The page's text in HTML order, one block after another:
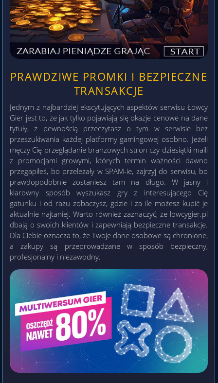
PRAWDZIWE PROMKI I BEZPIECZNE
TRANSAKCJE
Jednym z najbardziej ekscytujących aspektów serwisu Łowcy
Gier jest to, że jak tylko pojawiają się okazje cenowe na dane
tytuły, z pewnością przeczytasz o tym w serwisie bez
przeszukiwania każdej platformy gamingowej osobno. Jeżeli
męczy Cię przeglądanie branżowych stron czy dziesiątki maili
z promocjami growymi, których termin ważności dawno
przegapiłeś, bo przeleżały w SPAM-ie, zajrzyj do serwisu, bo
prawdopodobnie zostaniesz tam na długo. W jasny i
klarowny sposób wyszukasz gry z interesującego Cię
gatunku i od razu zobaczysz, gdzie i za ile możesz kupić je
aktualnie najtaniej. Warto również zaznaczyć, że lowcygier.pl
dbają o swoich klientów i zapewniają bezpieczne transakcje.
Dla Ciebie oznacza to, że Twoje dane osobowe są chronione,
a zakupy są przeprowadzane w sposób bezpieczny,
profesjonalny i niezawodny.